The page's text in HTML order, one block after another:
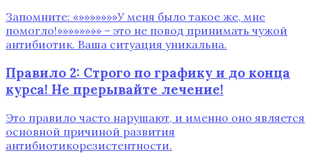
Запомните: «»»»»»»»У меня было такое же‚ мне
помогло!»»»»»»»» – это не повод принимать чужой
антибиотик. Ваша ситуация уникальна.
Правило 2: Строго по графику и до конца
курса! Не прерывайте лечение!
Это правило часто нарушают‚ и именно оно является
основной причиной развития
антибиотикорезистентности.